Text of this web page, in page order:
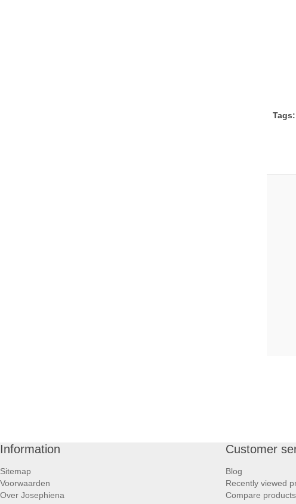
Tags:
Information
Sitemap
Voorwaarden
Over Josephiena
Customer
Blog
Recently viewed
Compare